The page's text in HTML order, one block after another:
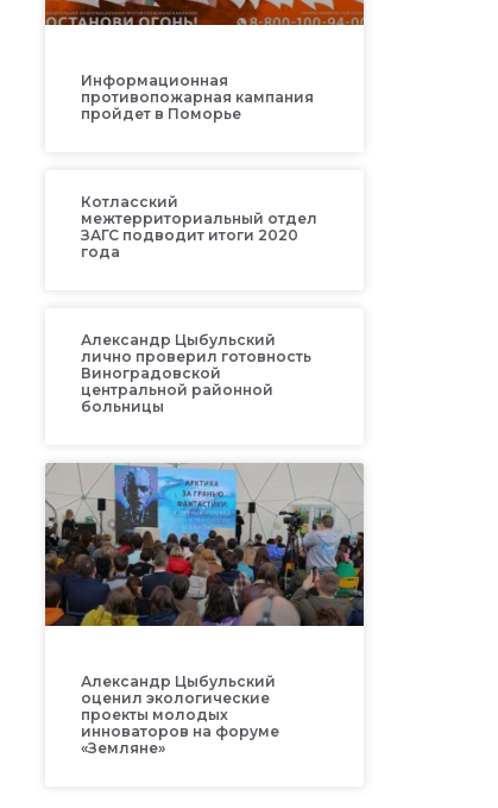
Информационная
противопожарная кампания
пройдет в Поморье
Котласский
межтерриториальный отдел
ЗАГС подводит итоги 2020
года
Александр Цыбульский
лично проверил готовность
Виноградовской
центральной районной
больницы
Александр Цыбульский
оценил экологические
проекты молодых
инноваторов на форуме
«Земляне»